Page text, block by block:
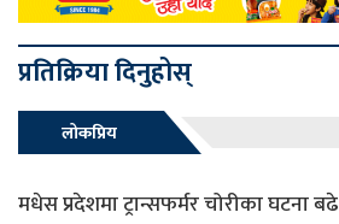
प्रतिक्रिया दिनुहोस्
लोकप्रिय
मधेस प्रदेशमा ट्रान्सफर्मर चोरीका घटना बढे